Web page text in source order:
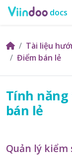
docs
Tài liệu
Điểm bán lẻ
Tính
bán lẻ
Quản lý